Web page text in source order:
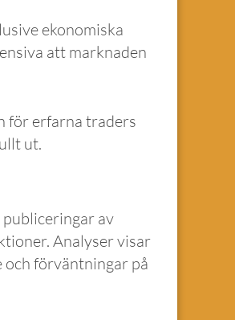
ekonomiska
att marknaden
för erfarna traders
ut.
av
Analyser visar
och förväntningar på